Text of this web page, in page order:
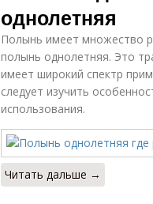
однолетняя
Полынь имеет множество
полынь однолетняя. Это
имеет широкий спектр
следует изучить
использования.
Читать дальше →